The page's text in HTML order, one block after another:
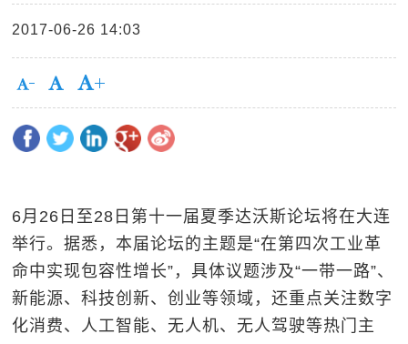
2017-06-26 14:03
6月26日至28日第十一届夏季达沃斯论坛将在大连
举行。据悉，本届论坛的主题是“在第四次工业革
命中实现包容性增长”，具体议题涉及“一带一路”、
新能源、科技创新、创业等领域，还重点关注数字
化消费、人工智能、无人机、无人驾驶等热门主